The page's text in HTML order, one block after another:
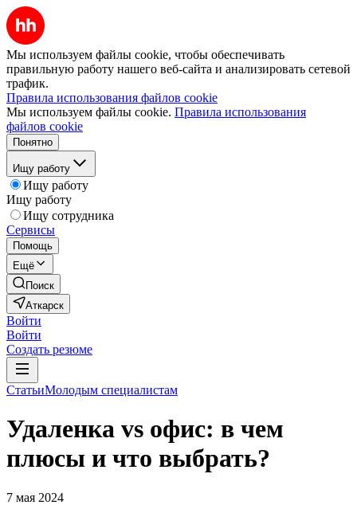
Мы используем файлы cookie, чтобы обеспечивать
правильную работу нашего веб-сайта и анализировать сетевой
трафик.
Правила использования файлов cookie
Мы используем файлы cookie. Правила использования
файлов cookie
Понятно
Ищу работу
Ищу работу
Ищу работу
Ищу сотрудника
Сервисы
Помощь
Ещё
Поиск
Аткарск
Войти
Войти
Создать резюме
СтатьиМолодым специалистам
Удаленка vs офис: в чем
плюсы и что выбрать?
7 мая 2024